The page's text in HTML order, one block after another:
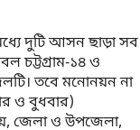
দুটি আসন ছাড়া সব
চট্টগ্রাম-১৪ ও
তবে মনোনয়ন না
ও বুধবার)
জেলা ও উপজেলা,